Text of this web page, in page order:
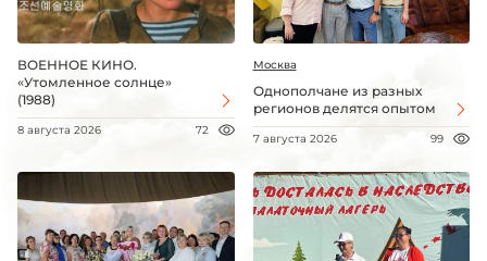
ВОЕННОЕ КИНО.
«Утомленное солнце»
(1988)
8 августа 2026 72
Москва
Однополчане из разных
регионов делятся опытом
7 августа 2026 99